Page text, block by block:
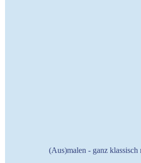
(Aus)malen - ganz klassisch